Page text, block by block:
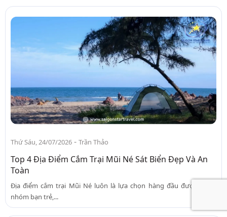
Thứ Sáu, 24/07/2026 - Trần Thảo
Top 4 Địa Điểm Cắm Trại Mũi Né Sát Biển Đẹp Và An
Toàn
Địa điểm cắm trại Mũi Né luôn là lựa chọn hàng đầu được nhiều
nhóm bạn trẻ,...